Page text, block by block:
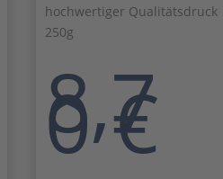
hochwertiger Qualitätsdruck
250g
8,7
0€